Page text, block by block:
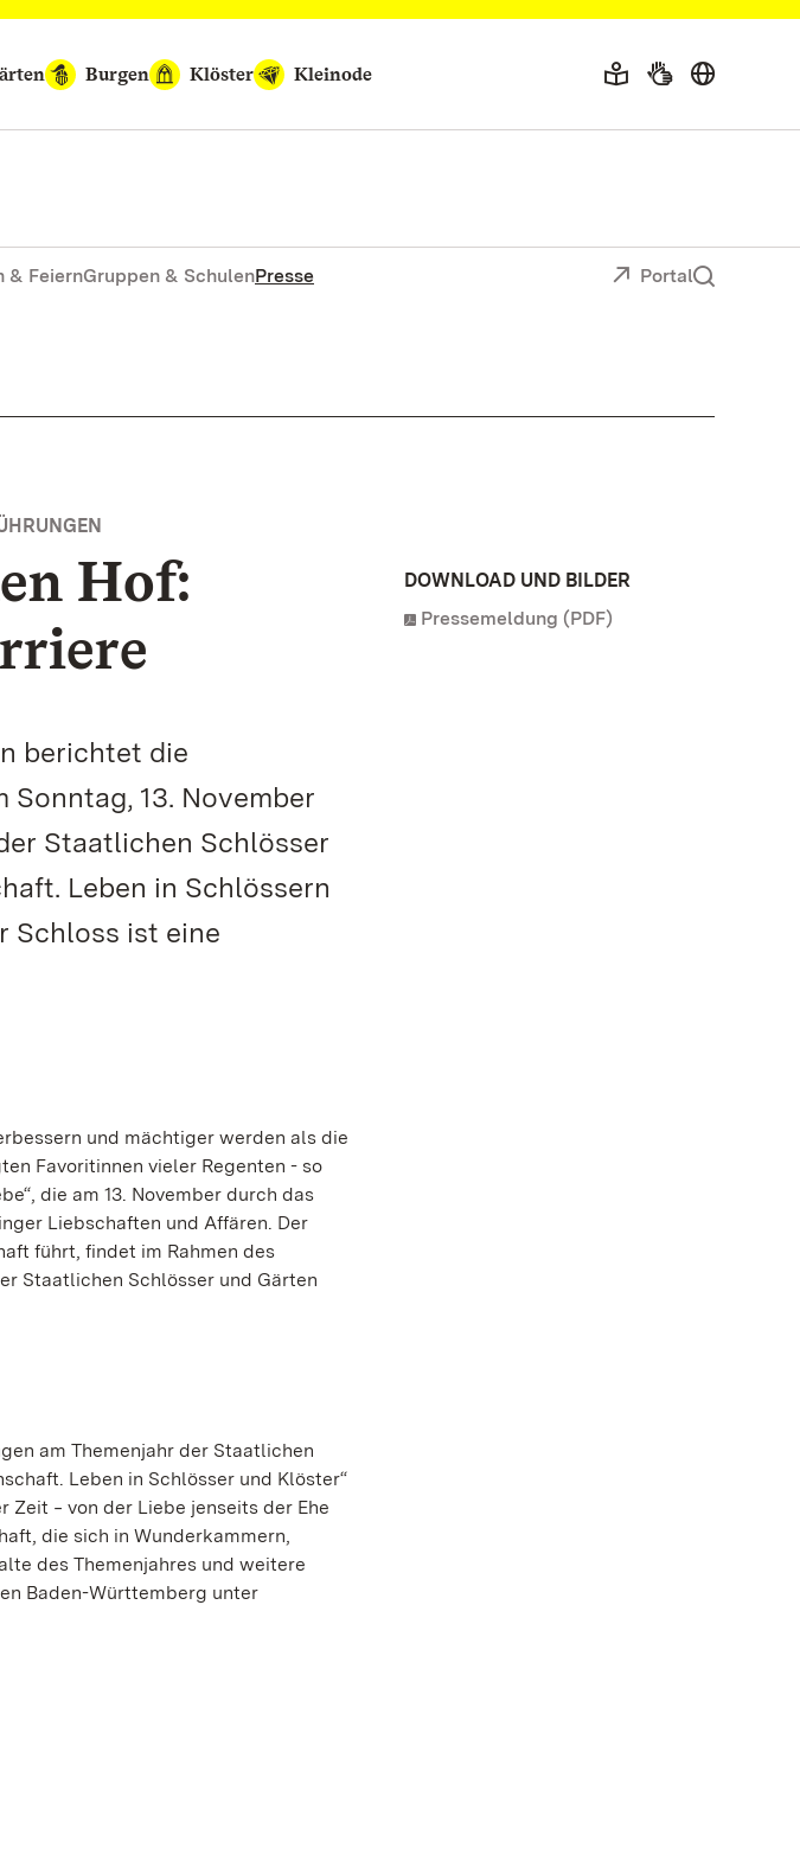
Burgen Klöster Kleinode
& FeiernGruppen & SchulenPresse Portal
Hof:
berichtet die
13. November
Staatlichen Schlösser
Leben in Schlössern
Schloss ist eine
und mächtiger werden als die
Favoritinnen vieler Regenten - so
die am 13. November durch das
Liebschaften und Affären. Der
führt, findet im Rahmen des
Staatlichen Schlösser und Gärten
am Themenjahr der Staatlichen
Leben in Schlösser und Klöster“
Zeit ‒ von der Liebe jenseits der Ehe
die sich in Wunderkammern,
des Themenjahres und weitere
Baden-Württemberg unter
DOWNLOAD UND BILDER
Pressemeldung (PDF)